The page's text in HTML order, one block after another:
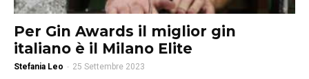
Per Gin Awards il miglior gin
italiano è il Milano Elite
Stefania Leo - 25 Settembre 2023